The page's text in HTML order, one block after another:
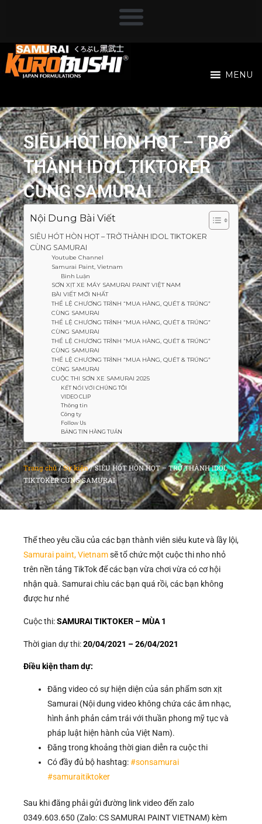
MENU
SIÊU HÓT HÒN HỌT – TRỞ
THÀNH IDOL TIKTOKER
CÙNG SAMURAI
Nội Dung Bài Viết
SIÊU HÓT HÒN HỌT – TRỞ THÀNH IDOL TIKTOKER
CÙNG SAMURAI
Youtube Channel
Samurai Paint, Vietnam
Bình Luận
SƠN XỊT XE MÁY SAMURAI PAINT VIỆT NAM
BÀI VIẾT MỚI NHẤT
THỂ LỆ CHƯƠNG TRÌNH “MUA HÀNG, QUÉT & TRÚNG”
CÙNG SAMURAI
THỂ LỆ CHƯƠNG TRÌNH “MUA HÀNG, QUÉT & TRÚNG”
CÙNG SAMURAI
THỂ LỆ CHƯƠNG TRÌNH “MUA HÀNG, QUÉT & TRÚNG”
CÙNG SAMURAI
THỂ LỆ CHƯƠNG TRÌNH “MUA HÀNG, QUÉT & TRÚNG”
CÙNG SAMURAI
CUỘC THI SƠN XE SAMURAI 2025
KẾT NỐI VỚI CHÚNG TÔI
VIDEO CLIP
Thông tin
Công ty
Follow Us
BẢNG TIN HÀNG TUẦN
Trang chủ/Sự kiện/SIÊU HÓT HÒN HỌT – TRỞ THÀNH IDOL
TIKTOKER CÙNG SAMURAI
Thể theo yêu cầu của các bạn thành viên siêu kute và lầy lội,
Samurai paint, Vietnamsẽ tổ chức một cuộc thi nho nhỏ
trên nền tảng TikTok để các bạn vừa chơi vừa có cơ hội
nhận quà. Samurai chìu các bạn quá rồi, các bạn không
được hư nhé
Cuộc thi:SAMURAI TIKTOKER – MÙA 1
Thời gian dự thi:20/04/2021 – 26/04/2021
Điều kiện tham dự:
Đăng video có sự hiện diện của sản phẩm sơn xịt
Samurai (Nội dung video không chứa các âm nhạc,
hình ảnh phản cảm trái với thuần phong mỹ tục và
pháp luật hiện hành của Việt Nam).
Đăng trong khoảng thời gian diễn ra cuộc thi
Có đầy đủ bộ hashtag:#sonsamurai
#samuraitiktoker
Sau khi đăng phải gửi đường link video đến zalo
0349.603.650 (Zalo: CS SAMURAI PAINT VIETNAM) kèm